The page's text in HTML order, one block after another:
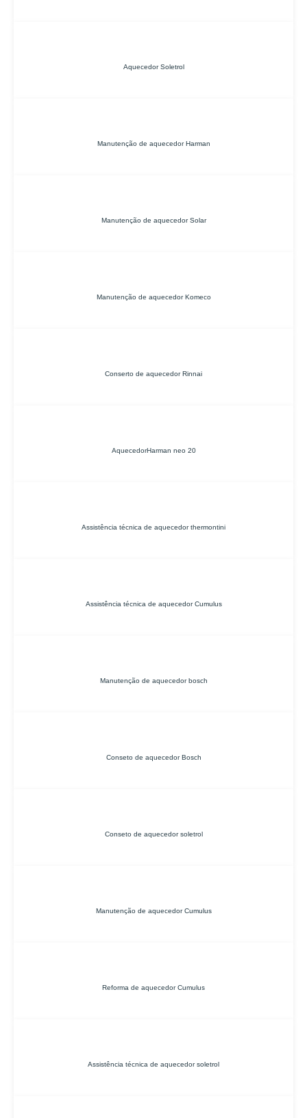
Aquecedor Soletrol
Manutenção de aquecedor Harman
Manutenção de aquecedor Solar
Manutenção de aquecedor Komeco
Conserto de aquecedor Rinnai
AquecedorHarman neo 20
Assistência técnica de aquecedor thermontini
Assistência técnica de aquecedor Cumulus
Manutenção de aquecedor bosch
Conseto de aquecedor Bosch
Conseto de aquecedor soletrol
Manutenção de aquecedor Cumulus
Reforma de aquecedor Cumulus
Assistência técnica de aquecedor soletrol